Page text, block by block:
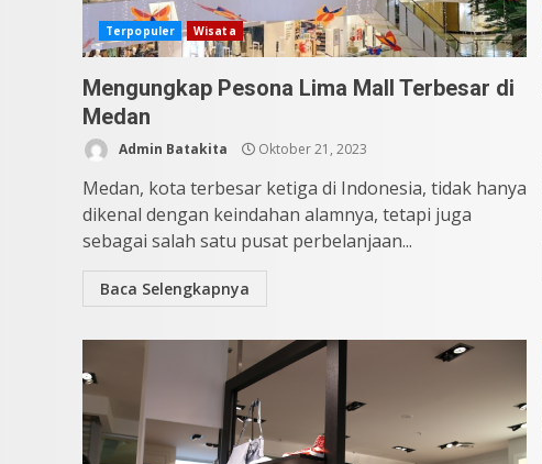
Terpopuler Wisata
Mengungkap Pesona Lima Mall Terbesar di
Medan
Admin Batakita Oktober 21, 2023
Medan, kota terbesar ketiga di Indonesia, tidak hanya
dikenal dengan keindahan alamnya, tetapi juga
sebagai salah satu pusat perbelanjaan...
Baca Selengkapnya